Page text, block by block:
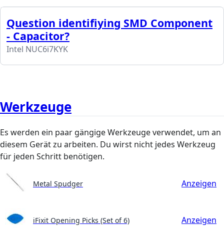
Question identifiying SMD Component
- Capacitor?
Intel NUC6i7KYK
Werkzeuge
Es werden ein paar gängige Werkzeuge verwendet, um an
diesem Gerät zu arbeiten. Du wirst nicht jedes Werkzeug
für jeden Schritt benötigen.
Metal Spudger Anzeigen
iFixit Opening Picks (Set of 6) Anzeigen